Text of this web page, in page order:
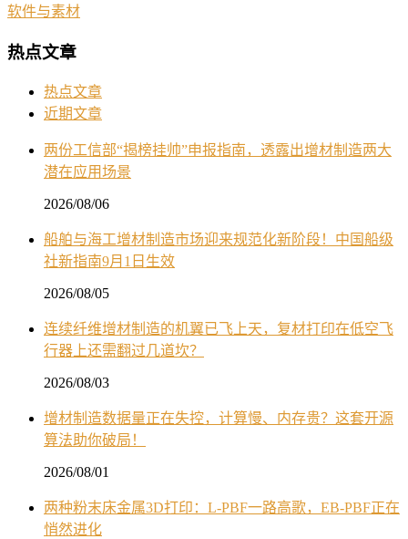
软件与素材
热点文章
热点文章
近期文章
两份工信部“揭榜挂帅”申报指南，透露出增材制造两大
潜在应用场景
2026/08/06
船舶与海工增材制造市场迎来规范化新阶段！中国船级
社新指南9月1日生效
2026/08/05
连续纤维增材制造的机翼已飞上天，复材打印在低空飞
行器上还需翻过几道坎？
2026/08/03
增材制造数据量正在失控，计算慢、内存贵？这套开源
算法助你破局！
2026/08/01
两种粉末床金属3D打印：L-PBF一路高歌，EB-PBF正在
悄然进化